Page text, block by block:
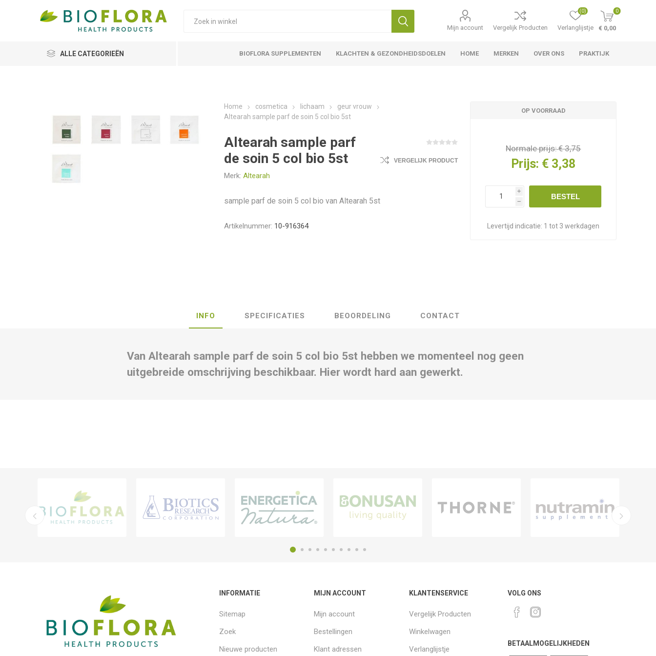
Mijn account Vergelijk Producten Verlanglijstje
(0) 0
€ 0,00
ALLE CATEGORIEËN BIOFLORA SUPPLEMENTEN KLACHTEN & GEZONDHEIDSDOELEN HOME MERKEN OVER ONS PRAKTIJK
Home cosmetica lichaam
geur vrouw
Altearah sample parf de soin 5 col bio 5st
Altearah sample parf
de soin 5 col bio 5st
Merk: Altearah
VERGELIJK PRODUCT
sample parf de soin 5 col bio van Altearah 5st
Artikelnummer: 10-916364
OP VOORRAAD
Normale prijs:€ 3,75
Prijs: € 3,38
i
h
BESTEL
Levertijd indicatie: 1 tot 3 werkdagen
INFO SPECIFICATIES BEOORDELING CONTACT
Van Altearah sample parf de soin 5 col bio 5st hebben we momenteel nog geen
uitgebreide omschrijving beschikbaar. Hier wordt hard aan gewerkt.
INFORMATIE
Sitemap
Zoek
Nieuwe producten
MIJN ACCOUNT
Mijn account
Bestellingen
Klant adressen
KLANTENSERVICE
Vergelijk Producten
Winkelwagen
Verlanglijstje
VOLG ONS
BETAALMOGELIJKHEDEN